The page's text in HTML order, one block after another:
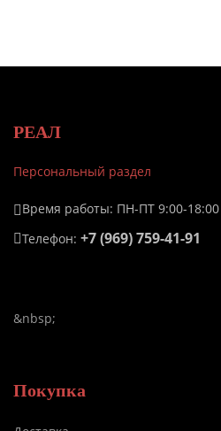
РЕАЛ
Персональный раздел
Время работы: ПН-ПТ 9:00-18:00
Телефон: +7 (969) 759-41-91
&nbsp;
Покупка